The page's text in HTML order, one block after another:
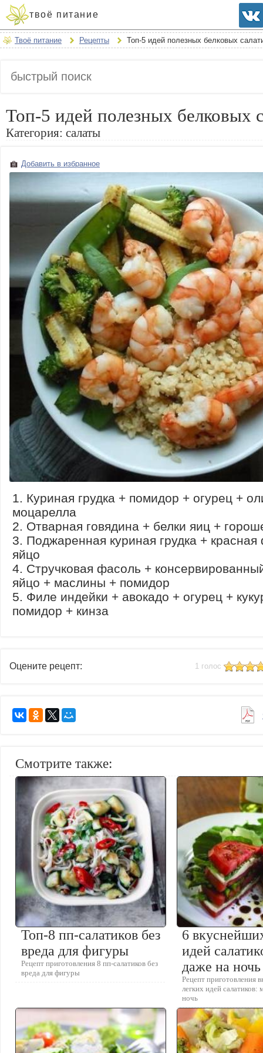
твоё питание
Твоё питание Рецепты Топ-5 идей полезных белковых
Топ-5 идей полезных белковых
Категория: салаты
Добавить в избранное
1. Куриная грудка + помидор + огурец +
моцарелла
2. Отварная говядина + белки яиц +
3. Поджаренная куриная грудка +
яйцо
4. Стручковая фасоль +
яйцо + маслины + помидор
5. Филе индейки + авокадо + огурец +
помидор + кинза
Оцените рецепт: 1 голос
Смотрите также:
Топ-8 пп-салатиков без
вреда для фигуры
Рецепт приготовления 8 пп-салатиков без
вреда для фигуры
6
идей
даже на ночь
Рецепт приготовления
легких идей
ночь